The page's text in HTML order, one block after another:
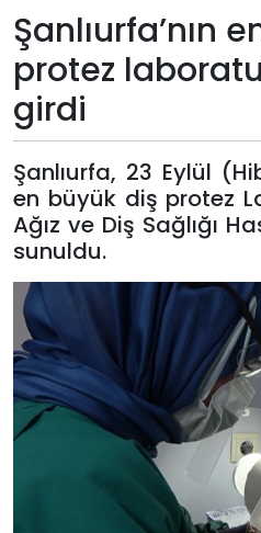
Künye
Giriş
Yap
Şanlıurfa’nın
protez
girdi
Şanlıurfa, 23 Eylül
en büyük diş protez
Ağız ve Diş Sağlığı
sunuldu.